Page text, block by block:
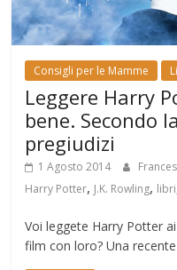
Consigli per le Mamme
Leggere Harry
bene. Secondo
pregiudizi
1 Agosto 2014
Harry Potter, J.K. Rowling, libri
Voi leggete Harry Potter
film con loro? Una